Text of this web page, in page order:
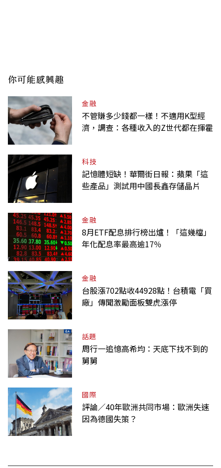
你可能感興趣
金融
不管賺多少錢都一樣！不適用K型經
濟，調查：各種收入的Z世代都在揮霍
科技
記憶體短缺！華爾街日報：蘋果「這
些產品」測試用中國長鑫存儲晶片
金融
8月ETF配息排行榜出爐！「這幾檔」
年化配息率最高逾17％
金融
台股漲702點收44928點！台積電「買
廠」傳聞激勵面板雙虎漲停
話題
周行一追憶高希均：天底下找不到的
舅舅
國際
評論／40年歐洲共同市場：歐洲失速
因為德國失策？